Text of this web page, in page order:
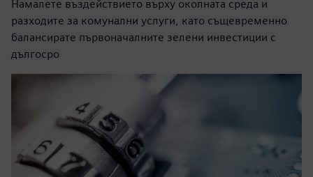
Намалете въздействието върху околната среда и
разходите за комунални услуги, като същевременно
балансирате първоначалните зелени инвестиции с
дългосро